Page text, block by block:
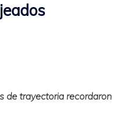
de trayectoria recordaron